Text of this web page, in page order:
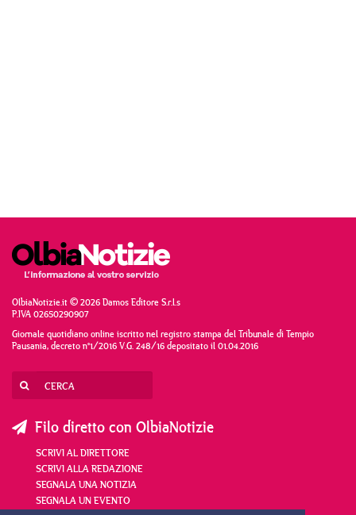
OlbiaNotizie.it © 2026 Damos Editore S.r.l.s
P.IVA 02650290907
Giornale quotidiano online iscritto nel registro stampa del Tribunale di Tempio
Pausania, decreto n°1/2016 V.G. 248/16 depositato il 01.04.2016
Filo diretto con OlbiaNotizie
SCRIVI AL DIRETTORE
SCRIVI ALLA REDAZIONE
SEGNALA UNA NOTIZIA
SEGNALA UN EVENTO